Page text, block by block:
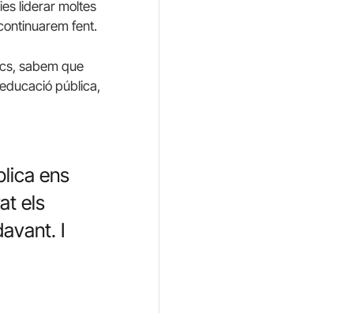
liderar moltes
fent.
sabem que
pública,
ens
els
I